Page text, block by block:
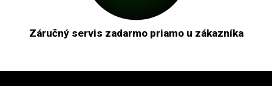
Záručný servis zadarmo priamo u zákazníka